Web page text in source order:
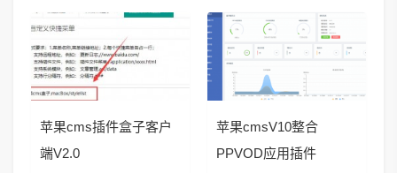
苹果cms插件盒子客户
端V2.0
苹果cmsV10整合
PPVOD应用插件